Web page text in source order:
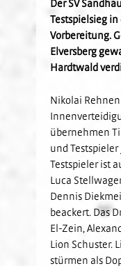
Fanclubs
Gästefans
Jetzt Mitglied
Nachhaltigkeit
Vorfall melden
Vorstand
Kids-Club
Hardtwald-Helden
Stadion am
Partner
Partner-Familie
Hospitality
Sponsoring
Partner-Events
Jobs
U19
U17
U14
U12
Förderteam
Schulkooperationen
Förderverein
Sandhäuser Kids
Der SV
Testspielsieg
Vorbereitung.
Elversberg
Hardtwald
Nikolai Rehnen
übernehmen
und
Testspieler ist
Luca
Dennis
beackert. Das
El-Zein,
Lion Schuster.
stürmen als